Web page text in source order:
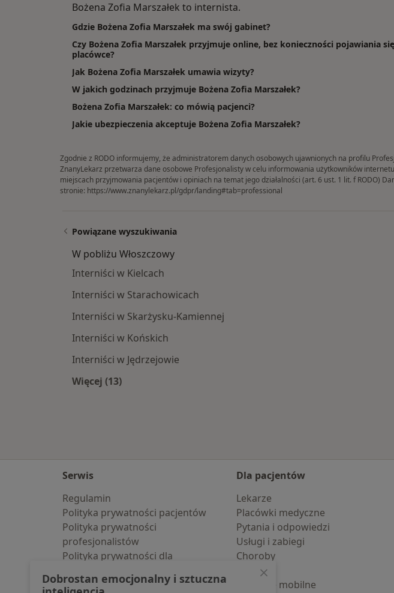
Bożena Zofia Marszałek to internista.
Gdzie Bożena Zofia Marszałek ma swój gabinet?
Czy Bożena Zofia Marszałek przyjmuje online, bez konieczności pojawiania
placówce?
Jak Bożena Zofia Marszałek umawia wizyty?
W jakich godzinach przyjmuje Bożena Zofia Marszałek?
Bożena Zofia Marszałek: co mówią pacjenci?
Jakie ubezpieczenia akceptuje Bożena Zofia Marszałek?
Zgodnie z RODO informujemy, że administratorem danych osobowych ujawnionych na profilu
ZnanyLekarz przetwarza dane osobowe Profesjonalisty w celu informowania użytkowników
miejscach przyjmowania pacjentów i opiniach na temat jego działalności (art. 6 ust. 1 lit. f RODO)
stronie: https://www.znanylekarz.pl/gdpr/landing#tab=professional
Powiązane wyszukiwania
W pobliżu Włoszczowy
Interniści w Kielcach
Interniści w Starachowicach
Interniści w Skarżysku-Kamiennej
Interniści w Końskich
Interniści w Jędrzejowie
Więcej (13)
Serwis
Regulamin
Polityka prywatności pacjentów
Polityka prywatności
profesjonalistów
Polityka prywatności dla
pozyskaliśmy samodzielnie
Dla pacjentów
Lekarze
Placówki medyczne
Pytania i odpowiedzi
Usługi i zabiegi
Choroby
Pomoc
Aplikacje mobilne
Dobrostan emocjonalny i sztuczna